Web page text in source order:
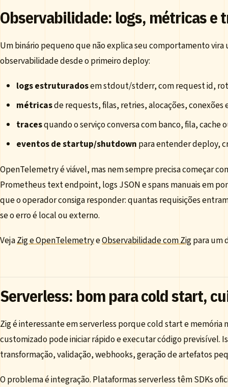
Observabilidade: logs, métricas e
Um binário pequeno que não explica seu comportamento
observabilidade desde o primeiro deploy:
logs estruturadosem stdout/stderr, com request id,
métricasde requests, filas, retries, alocações,
tracesquando o serviço conversa com banco, fila, cache
eventos de startup/shutdown para entender deploy,
OpenTelemetry é viável, mas nem sempre precisa começar
Prometheus text endpoint, logs JSON e spans manuais em
que o operador consiga responder: quantas requisições
se o erro é local ou externo.
VejaZig e OpenTelemetryeObservabilidade com Zigpara um
Serverless: bom para cold start,
Zig é interessante em serverless porque cold start e
customizado pode iniciar rápido e executar código previsível.
transformação, validação, webhooks, geração de artefatos
O problema é integração. Plataformas serverless têm SDKs